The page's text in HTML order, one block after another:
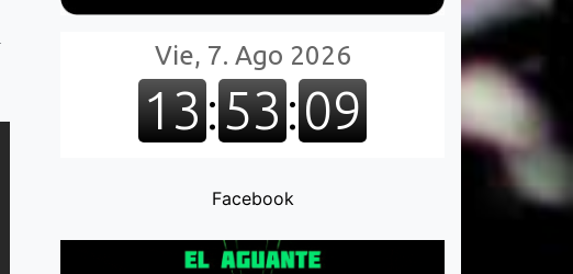
Facebook